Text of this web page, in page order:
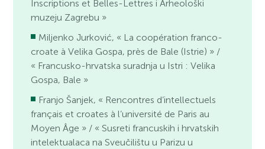
Inscriptions et Belles-Lettres i Arheološki
muzeju Zagrebu »
Miljenko Jurković, « La coopération franco-
croate à Velika Gospa, près de Bale (Istrie) » /
« Francusko-hrvatska suradnja u Istri : Velika
Gospa, Bale »
Franjo Šanjek, « Rencontres d’intellectuels
français et croates à l’université de Paris au
Moyen Âge » / « Susreti francuskih i hrvatskih
intelektualaca na Sveučilištu u Parizu u